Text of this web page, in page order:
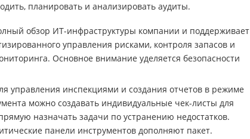
планировать и анализировать аудиты.
обзор ИТ-инфраструктуры компании и поддерживает
управления рисками, контроля запасов и
Основное внимание уделяется безопасности
управления инспекциями и создания отчетов в режиме
можно создавать индивидуальные чек-листы для
назначать задачи по устранению недостатков.
панели инструментов дополняют пакет.